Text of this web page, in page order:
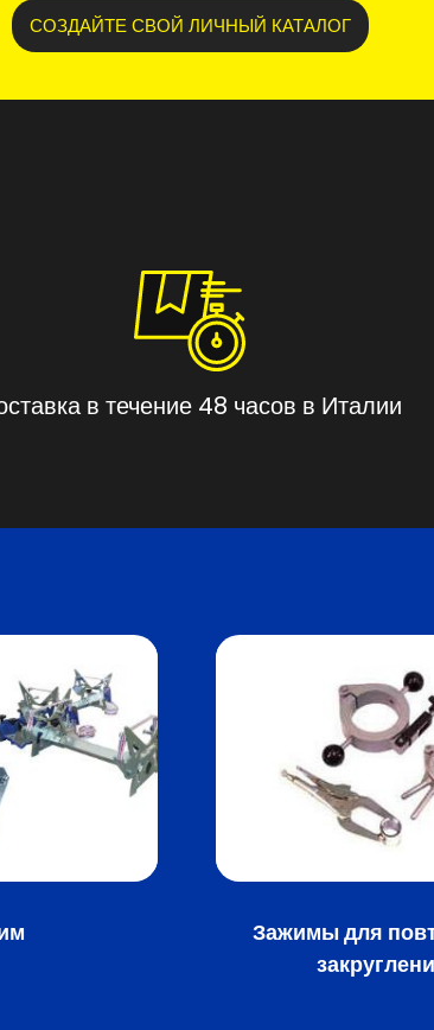
СОЗДАЙТЕ СВОЙ ЛИЧНЫЙ КАТАЛОГ
в течение 48 часов в Италии
Зажимы для